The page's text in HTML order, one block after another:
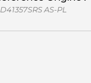
AS-PL